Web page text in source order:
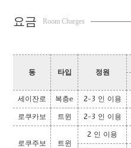
요금 Room Charges
동 타입 정원
세이잔로 복층e 2-3 인 이용
로쿠카보 트윈 2-3 인 이용
로쿠주보 트윈
2 인 이용